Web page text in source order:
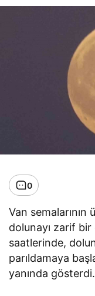
0
Van semalarının
dolunayı zarif
saatlerinde,
parıldamaya
yanında gösterdi.